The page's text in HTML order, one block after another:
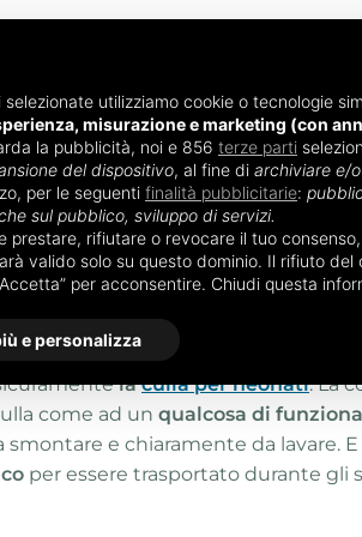
utilizziamo cookie o tecnologie
misurazione e marketing (con
la pubblicità, noi e 856 terze parti
del dispositivo, al fine di archiviare e/
per le seguenti finalità pubblicitarie:
sul pubblico, sviluppo di servizi.
prestare, rifiutare o revocare il tuo
valido solo su questo dominio. Il rifiuto
per acconsentire. Chiudi questa
e personalizza
ALLATTAMENTO
per neonati»Culle per neonati Chicco
neonati Chicco
oggetti a diventare fin da subito
laculla per neonati. La
come ad un qualcosa di
smontare e chiaramente da lavare.
per essere trasportato durante gli